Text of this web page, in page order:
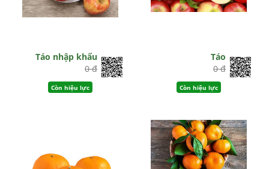
Táo nhập khẩu
0 đ
Còn hiệu lực
Táo
0 đ
Còn hiệu lực